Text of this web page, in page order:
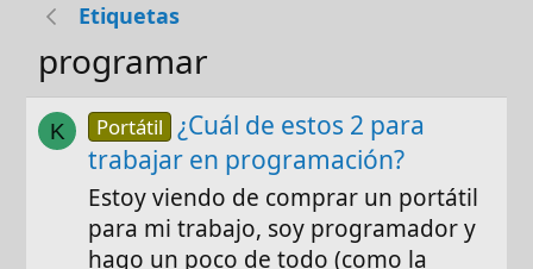
Etiquetas
programar
K Portátil ¿Cuál de estos 2 para
trabajar en programación?
Estoy viendo de comprar un portátil
para mi trabajo, soy programador y
hago un poco de todo (como la